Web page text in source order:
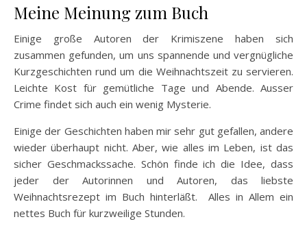
Meine Meinung zum Buch
Einige große Autoren der Krimiszene haben sich
zusammen gefunden, um uns spannende und vergnügliche
Kurzgeschichten rund um die Weihnachtszeit zu servieren.
Leichte Kost für gemütliche Tage und Abende. Ausser
Crime findet sich auch ein wenig Mysterie.
Einige der Geschichten haben mir sehr gut gefallen, andere
wieder überhaupt nicht. Aber, wie alles im Leben, ist das
sicher Geschmackssache. Schön finde ich die Idee, dass
jeder der Autorinnen und Autoren, das liebste
Weihnachtsrezept im Buch hinterläßt. Alles in Allem ein
nettes Buch für kurzweilige Stunden.